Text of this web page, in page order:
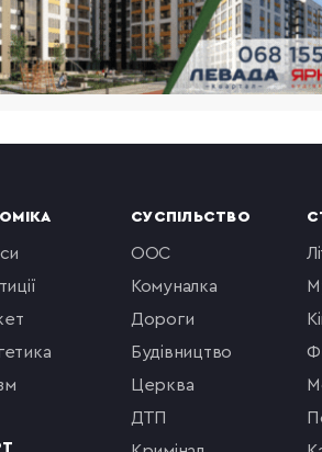
СУСПІЛЬСТВО
ООС
комуналка
Дороги
будівництво
церква
ДТП